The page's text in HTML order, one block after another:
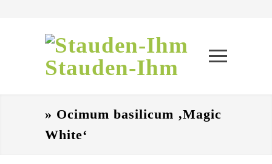
Stauden-Ihm
» Ocimum basilicum ‚Magic
White‘